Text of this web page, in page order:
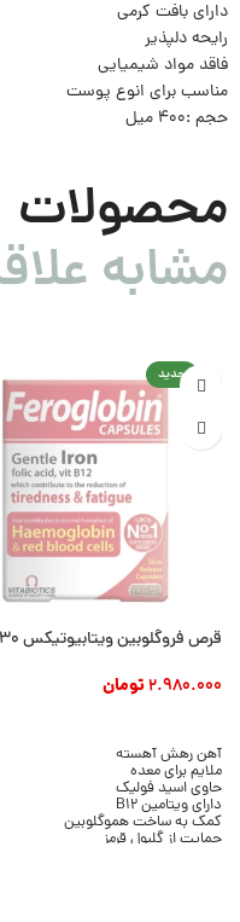
دارای بافت کرمی
رایحه دلپذیر
فاقد مواد شیمیایی
مناسب برای انوع پوست
حجم :400 میل
محصولات
مشابه
جدید
قرص فروگلوبین ویتابیوتیکس ۳۰ عددی
2.980.000تومان
آهن رهش آهسته
ملایم برای معده
حاوی اسید فولیک
دارای ویتامین B12
کمک به ساخت هموگلوبین
حمایت از گلبول قرمز